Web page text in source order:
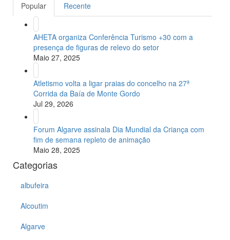
Popular Recente
AHETA organiza Conferência Turismo +30 com a
presença de figuras de relevo do setor
Maio 27, 2025
Atletismo volta a ligar praias do concelho na 27ª
Corrida da Baía de Monte Gordo
Jul 29, 2026
Forum Algarve assinala Dia Mundial da Criança com
fim de semana repleto de animação
Maio 28, 2025
Categorias
albufeira
Alcoutim
Algarve